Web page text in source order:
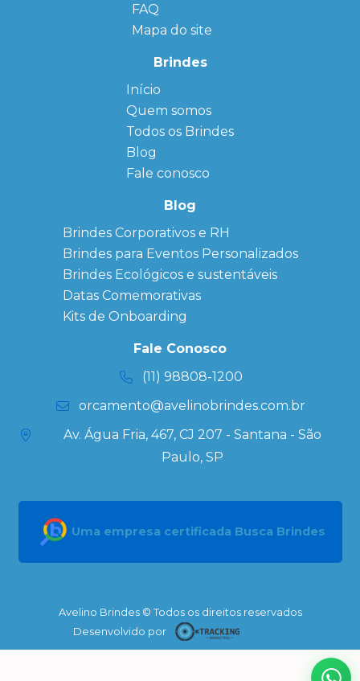
FAQ
Mapa do site
Brindes
Início
Quem somos
← Back
FAQ
Sitemap
Todos os Brindes
← Back
Agendas
Personalizadas
Personalizado
personalizados
Brindes
Corporativos
Copos Térmicos
Personalizados
Datas Especiais
Ecobag
Personalizada
Kits
Blog
Fale conosco
Blog
Brindes Corporativos e RH
Brindes para Eventos Personalizados
Brindes Ecológicos e sustentáveis
Datas Comemorativas
Kits de Onboarding
Fale Conosco
(11) 98808-1200
orcamento@avelinobrindes.com.br
Av. Água Fria, 467, CJ 207 - Santana - São
Paulo, SP
Uma empresa certificada Busca Brindes
Avelino Brindes © Todos os direitos reservados
Desenvolvido por